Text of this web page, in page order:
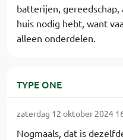
batterijen,
huis nodig hebt, want
alleen onderdelen.
TYPE ONE
zaterdag 12 oktober 2024
Nogmaals, dat is